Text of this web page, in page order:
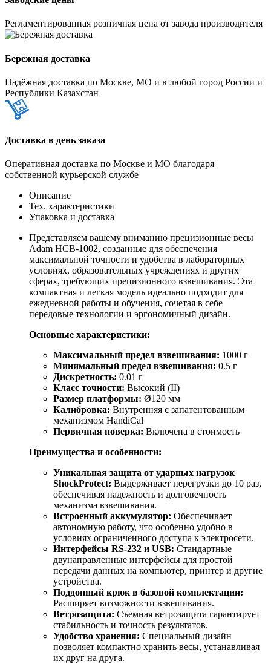
Регламентированная розничная цена от завода производителя
Бережная доставка
Надёжная доставка по Москве, МО и в любой город России и
Республики Казахстан
Доставка в день заказа
Оперативная доставка по Москве и МО благодаря
собственной курьерской службе
Описание
Тех. характеристики
Упаковка и доставка
Представляем вашему вниманию прецизионные весы
Adam HCB-1002, созданные для обеспечения
максимальной точности и удобства в лабораторных
условиях, образовательных учреждениях и других
сферах, требующих прецизионного взвешивания. Эта
компактная и легкая модель идеально подходит для
ежедневной работы и обучения, сочетая в себе
передовые технологии и эргономичный дизайн.
Основные характеристики:
Максимальный предел взвешивания: 1000 г
Минимальный предел взвешивания: 0.5 г
Дискретность: 0.01 г
Класс точности: Высокий (II)
Размер платформы: Ø120 мм
Калибровка: Внутренняя с запатентованным
механизмом HandiCal
Первичная поверка: Включена в стоимость
Преимущества и особенности:
Уникальная защита от ударных нагрузок
ShockProtect: Выдерживает перегрузки до 10 раз,
обеспечивая надежность и долговечность
механизма взвешивания.
Встроенный аккумулятор: Обеспечивает
автономную работу, что особенно удобно в
условиях ограниченного доступа к электросети.
Интерфейсы RS-232 и USB: Стандартные
двунаправленные интерфейсы для простой
передачи данных на компьютер, принтер и другие
устройства.
Поддонный крюк в базовой комплектации:
Расширяет возможности взвешивания.
Ветрозащита: Съемная ветрозащита гарантирует
стабильность и точность результатов.
Удобство хранения: Специальный дизайн
позволяет компактно хранить весы, устанавливая
их друг на друга.